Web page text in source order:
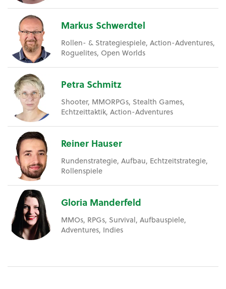
Markus Schwerdtel
Rollen- & Strategiespiele, Action-Adventures,
Roguelites, Open Worlds
Petra Schmitz
Shooter, MMORPGs, Stealth Games,
Echtzeittaktik, Action-Adventures
Reiner Hauser
Rundenstrategie, Aufbau, Echtzeitstrategie,
Rollenspiele
Gloria Manderfeld
MMOs, RPGs, Survival, Aufbauspiele,
Adventures, Indies